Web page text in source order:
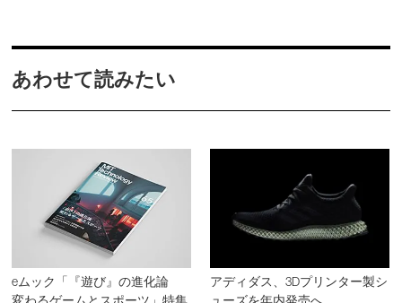
あわせて読みたい
eムック「『遊び』の進化論
変わるゲームとスポーツ」特集
アディダス、3Dプリンター製シ
ューズを年内発売へ